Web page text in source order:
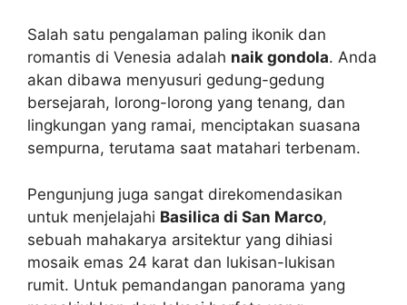
Salah satu pengalaman paling ikonik dan
romantis di Venesia adalah naik gondola. Anda
akan dibawa menyusuri gedung-gedung
bersejarah, lorong-lorong yang tenang, dan
lingkungan yang ramai, menciptakan suasana
sempurna, terutama saat matahari terbenam.
Pengunjung juga sangat direkomendasikan
untuk menjelajahi Basilica di San Marco,
sebuah mahakarya arsitektur yang dihiasi
mosaik emas 24 karat dan lukisan-lukisan
rumit. Untuk pemandangan panorama yang